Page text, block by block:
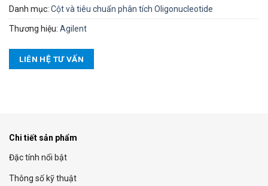
Danh mục: Cột và tiêu chuẩn phân tích Oligonucleotide
Thương hiệu: Agilent
LIÊN HỆ TƯ VẤN
Chi tiết sản phẩm
Đặc tính nổi bật
Thông số kỹ thuật